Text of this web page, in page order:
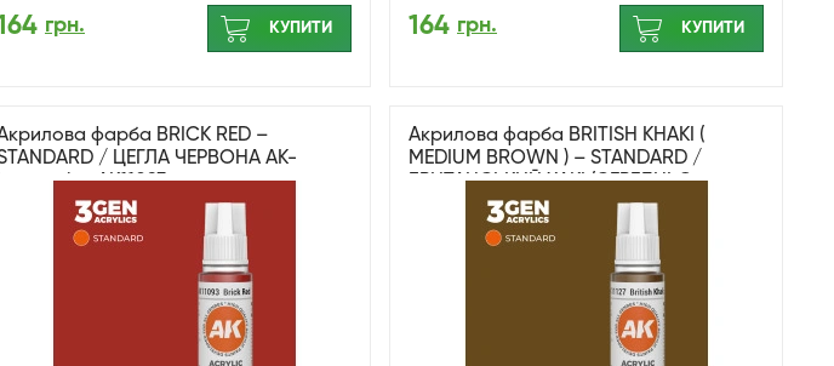
грн. КУПИТИ 164 грн. КУПИТИ
фарба BRICK RED –
/ ЦЕГЛА ЧЕРВОНА AK-
interactive AK11093
Акрилова фарба BRITISH KHAKI (
MEDIUM BROWN ) – STANDARD /
БРИТАНСЬКИЙ ХАКІ (СЕРЕДНЬО-
КОРИЧНЕВИЙ ) AK-interactive AK11127